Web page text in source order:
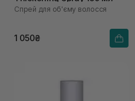
Спрей для об'єму волосся
1 050₴